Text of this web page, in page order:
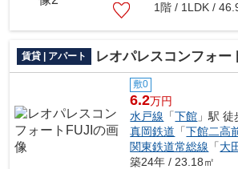
1階 / 1LDK /
賃貸 | アパート レオパレスコンフォー
敷0
6.2万円
水戸線 「下館 」駅
真岡鉄道 「下館二高
関東鉄道常総線 「大
築24年 / 23.18㎡